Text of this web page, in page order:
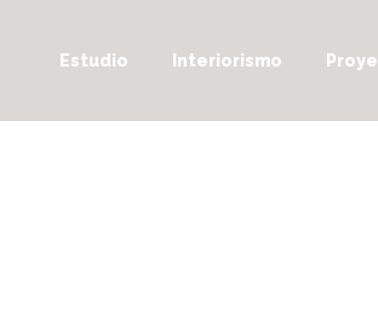
Estudio Interiorismo